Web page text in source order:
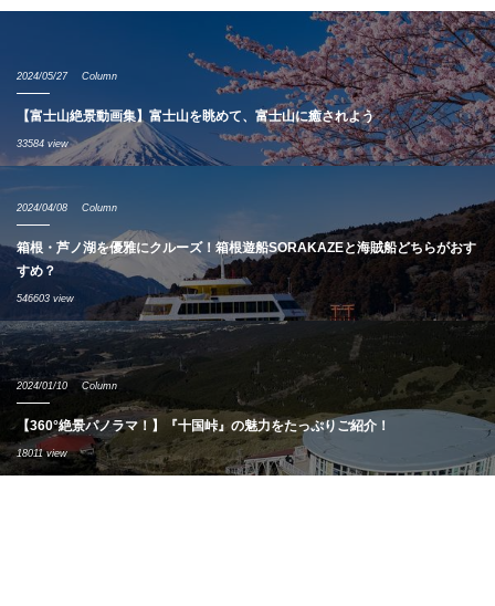
2024/05/27 Column
【富士山絶景動画集】富士山を眺めて、富士山に癒されよう
33584 view
2024/04/08 Column
箱根・芦ノ湖を優雅にクルーズ！箱根遊船SORAKAZEと海賊船どちらがおす
すめ？
546603 view
2024/01/10 Column
【360°絶景パノラマ！】『十国峠』の魅力をたっぷりご紹介！
18011 view